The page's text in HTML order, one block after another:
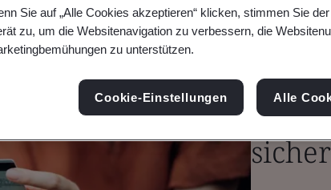
Sie auf „Alle Cookies akzeptieren“ klicken, stimmen Sie
zu, um die Websitenavigation zu verbessern, die
zu unterstützen.
Cookie-Einstellungen Alle